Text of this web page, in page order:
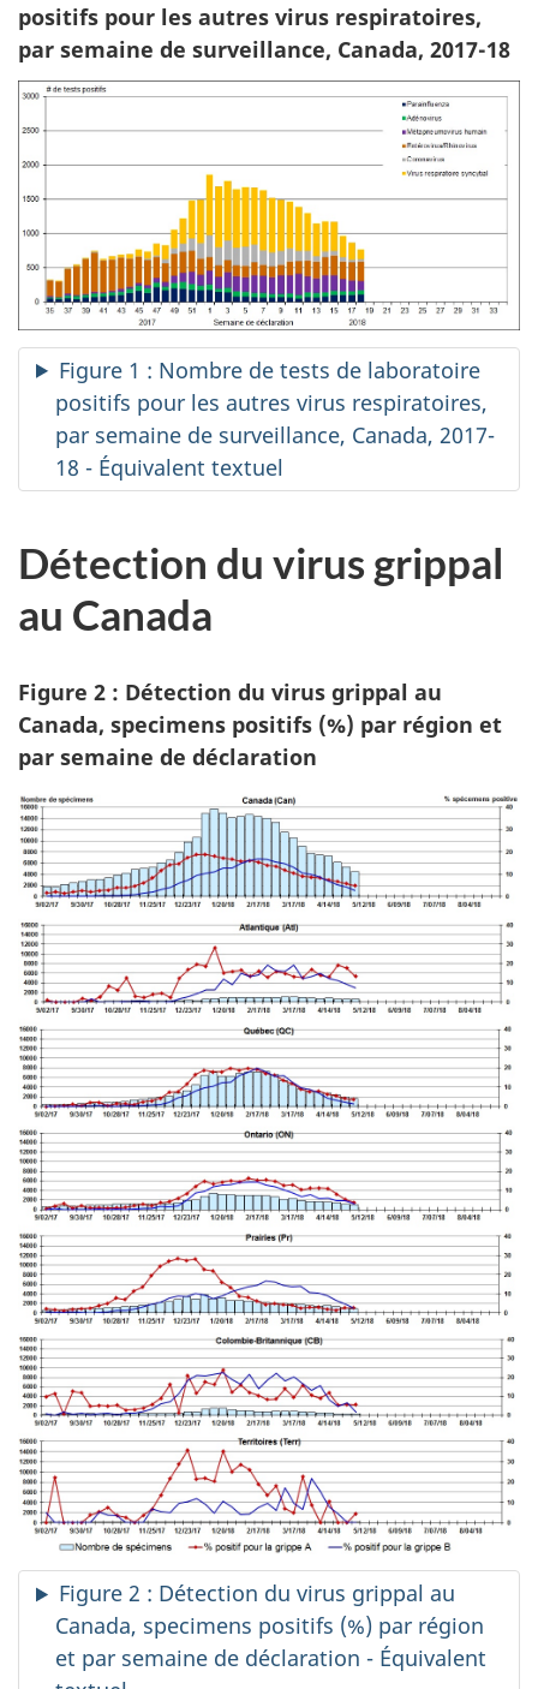
positifs pour les autres virus respiratoires,
par semaine de surveillance, Canada, 2017-18
Figure 1 : Nombre de tests de laboratoire
positifs pour les autres virus respiratoires,
par semaine de surveillance, Canada, 2017-
18 - Équivalent textuel
Détection du virus grippal
au Canada
Figure 2 : Détection du virus grippal au
Canada, specimens positifs (%) par région et
par semaine de déclaration
Figure 2 : Détection du virus grippal au
Canada, specimens positifs (%) par région
et par semaine de déclaration - Équivalent